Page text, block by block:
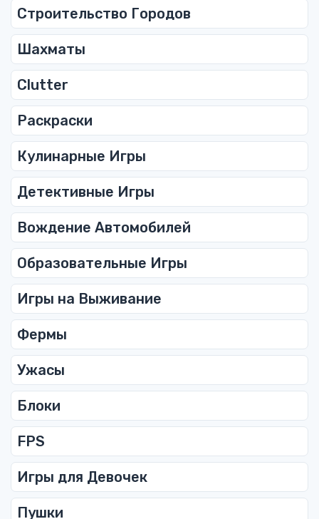
Строительство Городов
Шахматы
Clutter
Раскраски
Кулинарные Игры
Детективные Игры
Вождение Автомобилей
Образовательные Игры
Игры на Выживание
Фермы
Ужасы
Блоки
FPS
Игры для Девочек
Пушки